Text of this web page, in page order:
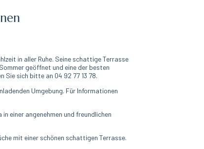
in aller Ruhe. Seine schattige Terrasse
geöffnet und eine der besten
Sie sich bitte an 04 92 77 13 78.
Umgebung. Für Informationen
einer angenehmen und freundlichen
mit einer schönen schattigen Terrasse.